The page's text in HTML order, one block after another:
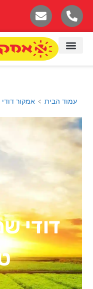
לתוכן
עמוד הבית > אמקור
דודי